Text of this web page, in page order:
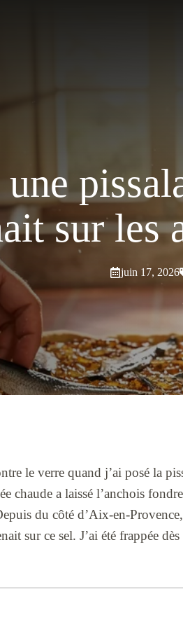
sur les
juin 17, 2026
le verre quand j’ai posé la
chaude a laissé l’anchois
du côté d’Aix-en-
sur ce sel. J’ai été frappée